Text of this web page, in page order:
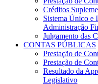
Créditos
Sistema Único e
Administração
Julgamento das
CONTAS PÚBLICAS
Prestação de
Prestação de
Resultado da
Legislativo